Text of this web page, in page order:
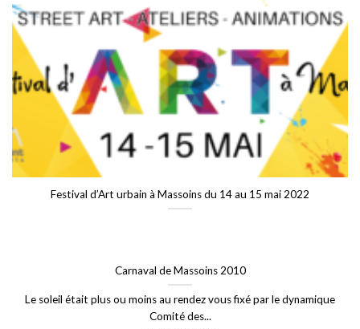
Festival d’Art urbain à Massoins du 14 au 15 mai 2022
Carnaval de Massoins 2010
Le soleil était plus ou moins au rendez vous fixé par le dynamique
Comité des...